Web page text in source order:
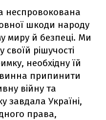
неспровокована
шкоди народу
миру й безпеці. Ми
рішучості
необхідну їй
припинити
війну та
завдала Україні,
права,